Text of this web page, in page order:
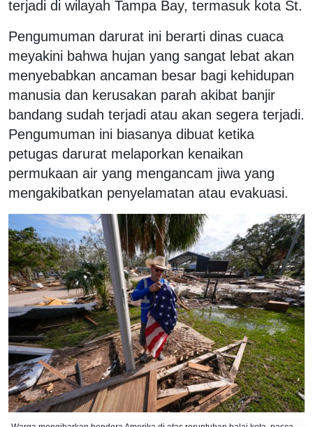
terjadi di wilayah Tampa Bay, termasuk kota St.
Pengumuman darurat ini berarti dinas cuaca
meyakini bahwa hujan yang sangat lebat akan
menyebabkan ancaman besar bagi kehidupan
manusia dan kerusakan parah akibat banjir
bandang sudah terjadi atau akan segera terjadi.
Pengumuman ini biasanya dibuat ketika
petugas darurat melaporkan kenaikan
permukaan air yang mengancam jiwa yang
mengakibatkan penyelamatan atau evakuasi.